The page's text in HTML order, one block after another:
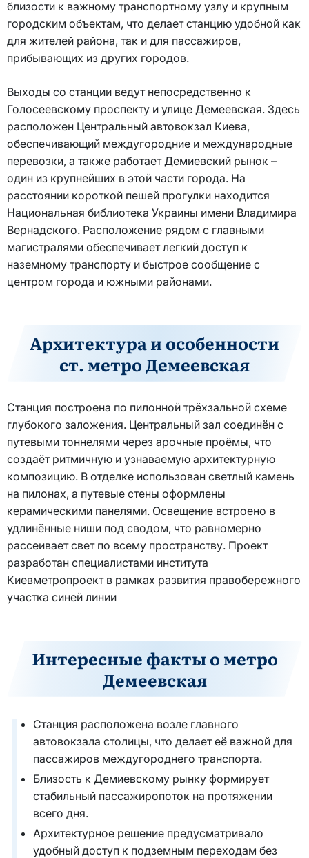
близости к важному транспортному узлу и крупным
городским объектам, что делает станцию удобной как
для жителей района, так и для пассажиров,
прибывающих из других городов.
Выходы со станции ведут непосредственно к
Голосеевскому проспекту и улице Демеевская. Здесь
расположен Центральный автовокзал Киева,
обеспечивающий междугородние и международные
перевозки, а также работает Демиевский рынок –
один из крупнейших в этой части города. На
расстоянии короткой пешей прогулки находится
Национальная библиотека Украины имени Владимира
Вернадского. Расположение рядом с главными
магистралями обеспечивает легкий доступ к
наземному транспорту и быстрое сообщение с
центром города и южными районами.
Архитектура и особенности
ст. метро Демеевская
Станция построена по пилонной трёхзальной схеме
глубокого заложения. Центральный зал соединён с
путевыми тоннелями через арочные проёмы, что
создаёт ритмичную и узнаваемую архитектурную
композицию. В отделке использован светлый камень
на пилонах, а путевые стены оформлены
керамическими панелями. Освещение встроено в
удлинённые ниши под сводом, что равномерно
рассеивает свет по всему пространству. Проект
разработан специалистами института
Киевметропроект в рамках развития правобережного
участка синей линии
Интересные факты о метро
Демеевская
Станция расположена возле главного
автовокзала столицы, что делает её важной для
пассажиров междугороднего транспорта.
Близость к Демиевскому рынку формирует
стабильный пассажиропоток на протяжении
всего дня.
Архитектурное решение предусматривало
удобный доступ к подземным переходам без